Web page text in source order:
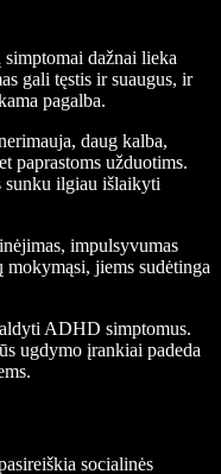
dažnai lieka
gali tęstis ir suaugus, ir
pagalba.
daug kalba,
paprastoms užduotims.
sunku ilgiau išlaikyti
impulsyvumas
jiems sudėtinga
ADHD simptomus.
ugdymo įrankiai padeda
socialinės